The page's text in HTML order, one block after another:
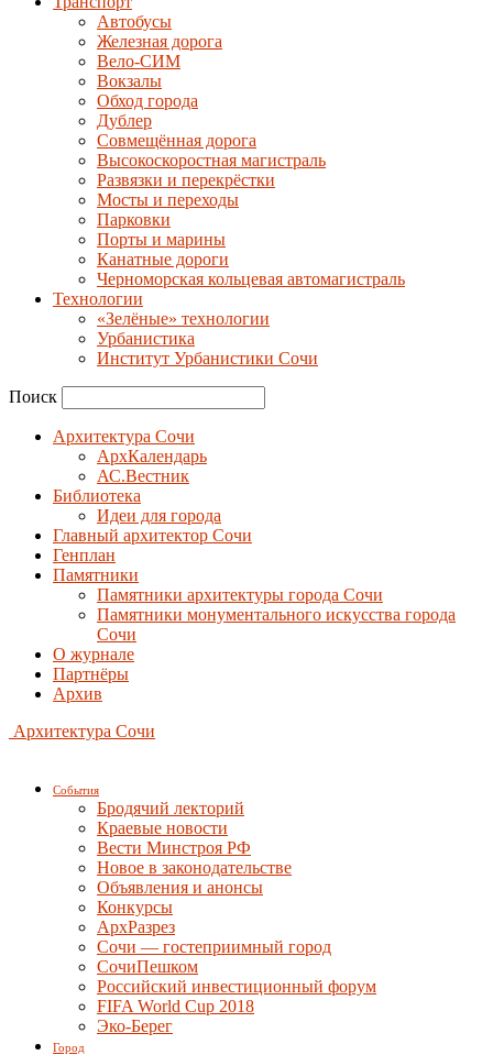
Автобусы
Железная дорога
Вело-СИМ
Вокзалы
Обход города
Дублер
Совмещённая дорога
Высокоскоростная магистраль
Развязки и перекрёстки
Мосты и переходы
Парковки
Порты и марины
Канатные дороги
Черноморская кольцевая автомагистраль
Технологии
«Зелёные» технологии
Урбанистика
Институт Урбанистики Сочи
Поиск
Архитектура Сочи
АрхКалендарь
АС.Вестник
Библиотека
Идеи для города
Главный архитектор Сочи
Генплан
Памятники
Памятники архитектуры города Сочи
Памятники монументального искусства города
Сочи
О журнале
Партнёры
Архив
Архитектура Сочи
События
Бродячий лекторий
Краевые новости
Вести Минстроя РФ
Новое в законодательстве
Объявления и анонсы
Конкурсы
АрхРазрез
Сочи — гостеприимный город
СочиПешком
Российский инвестиционный форум
FIFA World Cup 2018
Эко-Берег
Город